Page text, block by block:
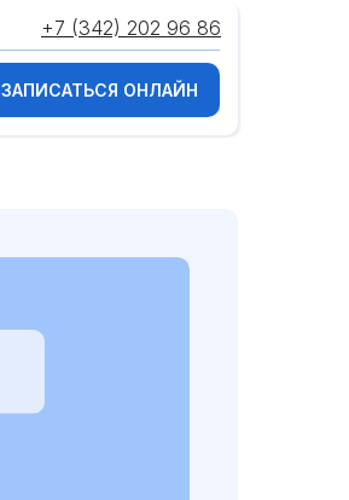
+7 (342) 202 96 86
ЗАПИСАТЬСЯ ОНЛАЙН